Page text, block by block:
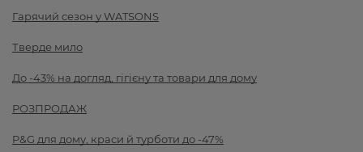
Гарячий сезон у WATSONS
Тверде мило
До -43% на догляд, гігієну та товари для дому
РОЗПРОДАЖ
P&G для дому, краси й турботи до -47%